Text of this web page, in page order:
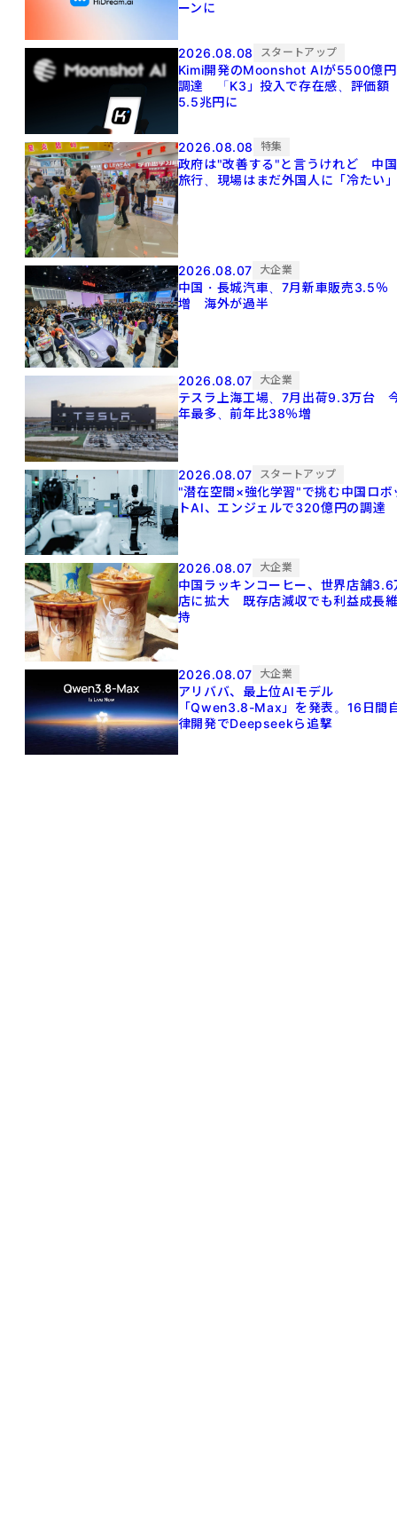
ーンに
2026.08.08 スタートアップ
Kimi開発のMoonshot AIが5500億円
調達 「K3」投入で存在感、評価額
5.5兆円に
2026.08.08 特集
政府は"改善する"と言うけれど 中国
旅行、現場はまだ外国人に「冷たい
2026.08.07 大企業
中国・長城汽車、7月新車販売3.5％
増 海外が過半
2026.08.07 大企業
テスラ上海工場、7月出荷9.3万台
年最多、前年比38％増
2026.08.07 スタートアップ
"潜在空間×強化学習"で挑む中国ロボ
トAI、エンジェルで320億円の調達
2026.08.07 大企業
中国ラッキンコーヒー、世界店舗3.6
店に拡大 既存店減収でも利益成長
持
2026.08.07 大企業
アリババ、最上位AIモデル
「Qwen3.8-Max」を発表。16日間
律開発でDeepseekら追撃